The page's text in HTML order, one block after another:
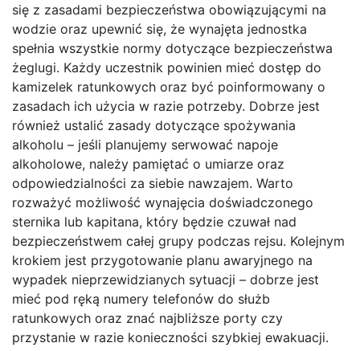
się z zasadami bezpieczeństwa obowiązującymi na
wodzie oraz upewnić się, że wynajęta jednostka
spełnia wszystkie normy dotyczące bezpieczeństwa
żeglugi. Każdy uczestnik powinien mieć dostęp do
kamizelek ratunkowych oraz być poinformowany o
zasadach ich użycia w razie potrzeby. Dobrze jest
również ustalić zasady dotyczące spożywania
alkoholu – jeśli planujemy serwować napoje
alkoholowe, należy pamiętać o umiarze oraz
odpowiedzialności za siebie nawzajem. Warto
rozważyć możliwość wynajęcia doświadczonego
sternika lub kapitana, który będzie czuwał nad
bezpieczeństwem całej grupy podczas rejsu. Kolejnym
krokiem jest przygotowanie planu awaryjnego na
wypadek nieprzewidzianych sytuacji – dobrze jest
mieć pod ręką numery telefonów do służb
ratunkowych oraz znać najbliższe porty czy
przystanie w razie konieczności szybkiej ewakuacji.